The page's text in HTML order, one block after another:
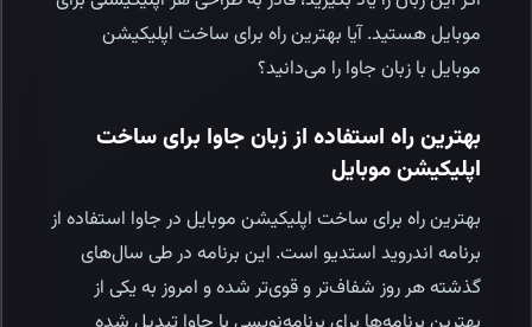
موبایل هستید. آیا بهترین راه برای ساخت اپلیکیشن
موبایل با زبان جاوا را می‌دانید؟
بهترین راه استفاده از زبان جاوا برای ساخت
اپلیکیشن موبایل
بهترین راه برای ساخت اپلیکیشن موبایل در جاوا استفاده از
برنامه اندروید استدیو است. این برنامه در طی سال‌های
گذشته هر روز شفاف‌تر و قو‌ی‌تر شده و امروز به‌ یکی از